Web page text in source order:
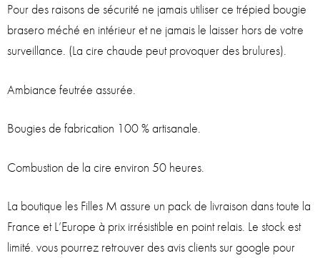
Pour des raisons de sécurité ne jamais utiliser ce trépied bougie
brasero méché en intérieur et ne jamais le laisser hors de votre
surveillance. (La cire chaude peut provoquer des brulures).
Ambiance feutrée assurée.
Bougies de fabrication 100 % artisanale.
Combustion de la cire environ 50 heures.
La boutique les Filles M assure un pack de livraison dans toute la
France et L’Europe à prix irrésistible en point relais. Le stock est
limité. vous pourrez retrouver des avis clients sur google pour